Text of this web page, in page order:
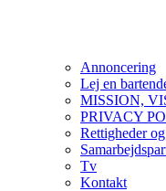
Annoncering
Lej en
MISSION,
PRIVACY
Rettigheder
Tv
Kontakt